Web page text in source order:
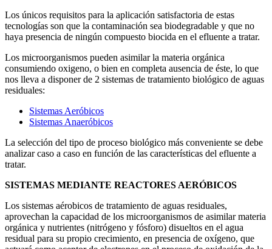
Los únicos requisitos para la aplicación satisfactoria de estas
tecnologías son que la contaminación sea biodegradable y que no
haya presencia de ningún compuesto biocida en el efluente a tratar.
Los microorganismos pueden asimilar la materia orgánica
consumiendo oxigeno, o bien en completa ausencia de éste, lo que
nos lleva a disponer de 2 sistemas de tratamiento biológico de aguas
residuales:
Sistemas Aeróbicos
Sistemas Anaeróbicos
La selección del tipo de proceso biológico más conveniente se debe
analizar caso a caso en función de las características del efluente a
tratar.
SISTEMAS MEDIANTE REACTORES AERÓBICOS
Los sistemas aérobicos de tratamiento de aguas residuales,
aprovechan la capacidad de los microorganismos de asimilar materia
orgánica y nutrientes (nitrógeno y fósforo) disueltos en el agua
residual para su propio crecimiento, en presencia de oxígeno, que